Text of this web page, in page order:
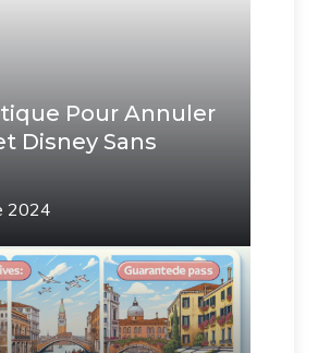
Pour Annuler
Disney Sans
2024